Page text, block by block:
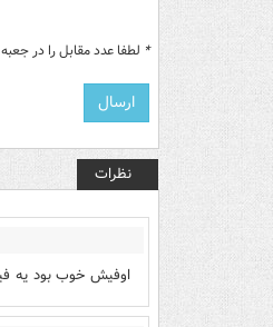
* لطفا عدد مقابل را در
نظرات
اوفیش خوب بود یه